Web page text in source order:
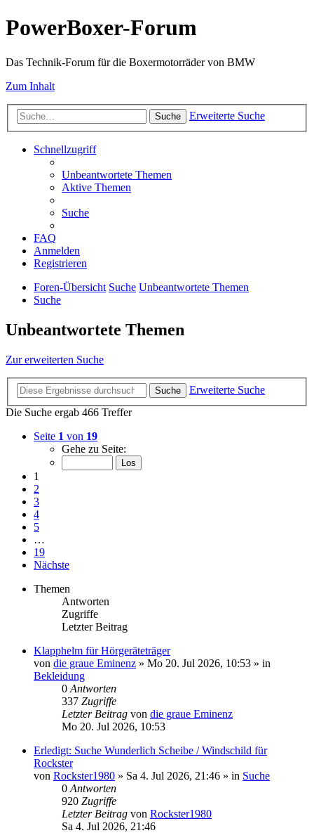
PowerBoxer-Forum
Das Technik-Forum für die Boxermotorräder von BMW
Zum Inhalt
Suche Erweiterte Suche
Schnellzugriff
Unbeantwortete Themen
Aktive Themen
Suche
FAQ
Anmelden
Registrieren
Foren-Übersicht Suche Unbeantwortete Themen
Suche
Unbeantwortete Themen
Zur erweiterten Suche
Suche
Erweiterte Suche
Die Suche ergab 466 Treffer
Seite 1 von 19
Gehe zu Seite:
1
2
3
4
5
…
19
Nächste
Themen
Antworten
Zugriffe
Letzter Beitrag
Klapphelm für Hörgeräteträger
von die graue Eminenz » Mo 20. Jul 2026, 10:53 » in
Bekleidung
0 Antworten
337 Zugriffe
Letzter Beitrag von die graue Eminenz
Mo 20. Jul 2026, 10:53
Erledigt: Suche Wunderlich Scheibe / Windschild für
Rockster
von Rockster1980 » Sa 4. Jul 2026, 21:46 » in Suche
0 Antworten
920 Zugriffe
Letzter Beitrag von Rockster1980
Sa 4. Jul 2026, 21:46